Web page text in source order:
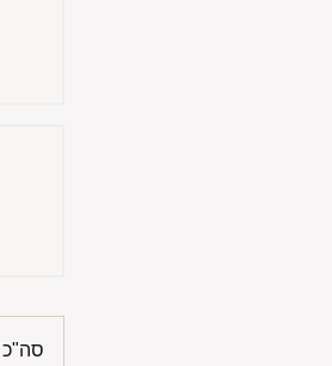
סה"כ